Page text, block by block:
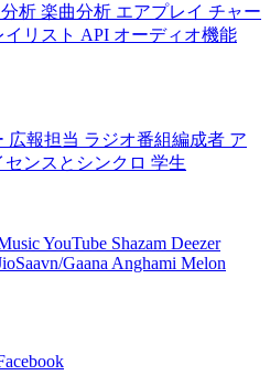
析 楽曲分析 エアプレイ チャー
イリスト API オーディオ機能
広報担当 ラジオ番組編成者 ア
センスとシンクロ 学生
YouTube Shazam Deezer
Gaana Anghami Melon